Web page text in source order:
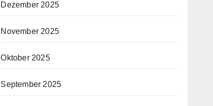
Dezember 2025
November 2025
Oktober 2025
September 2025